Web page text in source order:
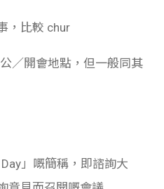
，比較 chur
／開會地點，但一般同其
Day」嘅簡稱，即諮詢大